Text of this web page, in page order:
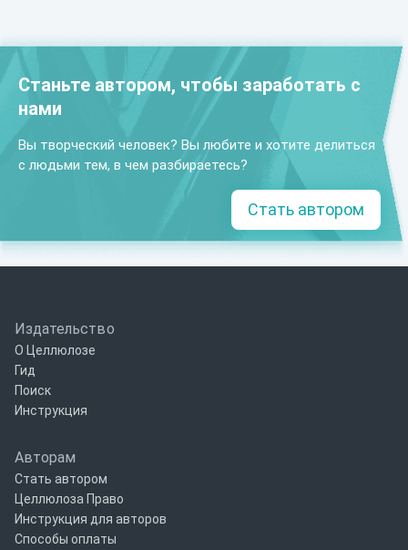
Станьте автором, чтобы заработать с
нами
Вы творческий человек? Вы любите и хотите делиться
с людьми тем, в чем разбираетесь?
Стать автором
Издательство
О Целлюлозе
Гид
Поиск
Инструкция
Авторам
Стать автором
Целлюлоза Право
Инструкция для авторов
Способы оплаты